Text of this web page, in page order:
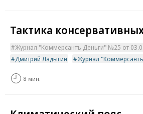
Тактика
Журнал "Коммерсантъ Деньги" №25 от
Дмитрий Ладыгин
Журнал
8 мин.